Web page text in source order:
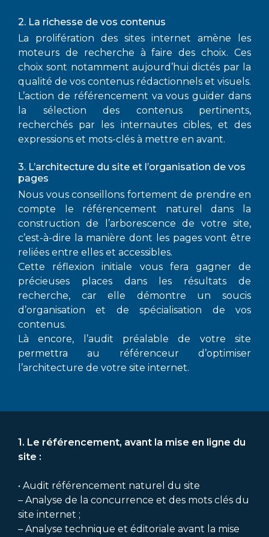
2. La richesse de vos contenus
La prolifération des sites internet amène les
moteurs de recherche à faire des choix. Ces
choix sont notamment aujourd’hui dictés par la
qualité de vos contenus rédactionnels et visuels.
L’action de référencement va vous guider dans
la sélection des contenus pertinents,
recherchés par les internautes cibles, et des
expressions et mots-clés à mettre en avant.
3. L’architecture du site et l’organisation de vos
pages
Nous vous conseillons fortement de prendre en
compte le référencement naturel dans la
construction de l’arborescence de votre site,
c’est-à-dire la manière dont les pages vont être
reliées entre elles et accessibles.
Cette réflexion initiale vous fera gagner de
précieuses places dans les résultats de
recherche, car elle démontre un soucis
d’organisation et de spécialisation de vos
contenus.
Là encore, l’audit préalable de votre site
permettra au référenceur d’optimiser
l’architecture de votre site internet.
1. Le référencement, avant la mise en ligne du
site :
• Audit référencement naturel du site
– Analyse de la concurrence et des mots clés du
site internet ;
– Analyse technique et éditoriale avant la mise